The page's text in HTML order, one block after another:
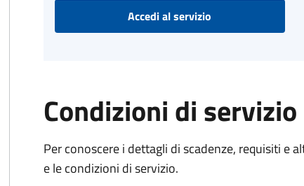
Accedi al servizio
Condizioni di servizio
Per conoscere i dettagli di scadenze, requisiti e
e le condizioni di servizio.